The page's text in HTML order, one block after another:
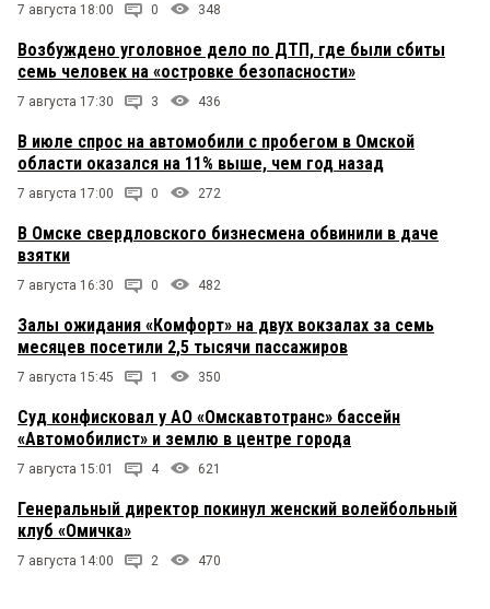
7 августа 18:00 0 348
Возбуждено уголовное дело по ДТП, где были сбиты
семь человек на «островке безопасности»
7 августа 17:30 3 436
В июле спрос на автомобили с пробегом в Омской
области оказался на 11% выше, чем год назад
7 августа 17:00 0 272
В Омске свердловского бизнесмена обвинили в даче
взятки
7 августа 16:30 0 482
Залы ожидания «Комфорт» на двух вокзалах за семь
месяцев посетили 2,5 тысячи пассажиров
7 августа 15:45 1 350
Суд конфисковал у АО «Омскавтотранс» бассейн
«Автомобилист» и землю в центре города
7 августа 15:01 4 621
Генеральный директор покинул женский волейбольный
клуб «Омичка»
7 августа 14:00 2 470